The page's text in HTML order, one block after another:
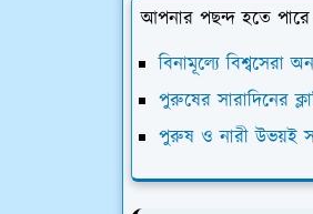
আপনার পছন্দ হতে
বিনামূল্যে
পুরুষের সারাদিনের
পুরুষ ও নারী উভয়ই